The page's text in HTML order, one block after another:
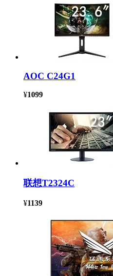
AOC C24G1
¥1099
联想T2324C
¥1139